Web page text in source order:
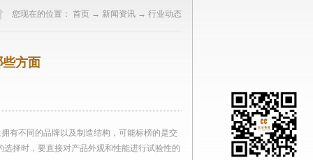
您现在的位置： 首页 → 新闻资讯 → 行业动态
方面
有不同的品牌以及制造结构，可能标榜的是交
择时，要直接对产品外观和性能进行试验性的